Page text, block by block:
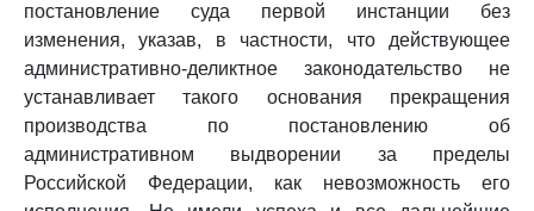
постановление суда первой инстанции без
изменения, указав, в частности, что действующее
административно-деликтное законодательство не
устанавливает такого основания прекращения
производства по постановлению об
административном выдворении за пределы
Российской Федерации, как невозможность его